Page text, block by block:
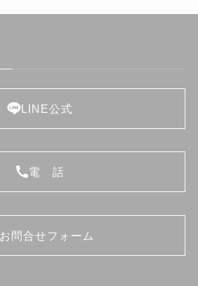
LINE公式
電 話
お問合せフォーム